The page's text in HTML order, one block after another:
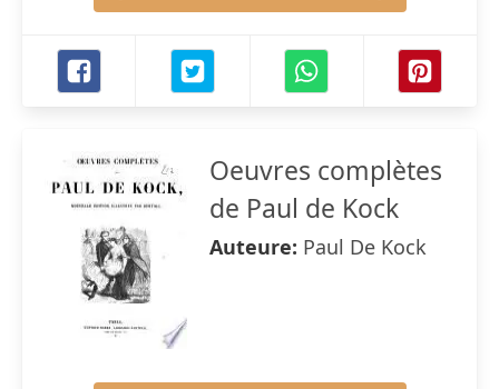
Oeuvres complètes
de Paul de Kock
Auteure: Paul De Kock